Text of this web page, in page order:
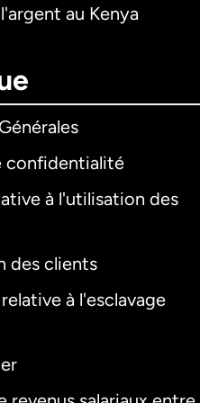
au Kenya
confidentialité
à l'utilisation des
des clients
à l'esclavage